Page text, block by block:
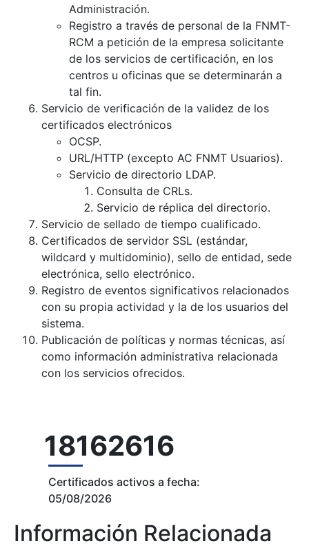
Administración.
Registro a través de personal de la FNMT-
RCM a petición de la empresa solicitante
de los servicios de certificación, en los
centros u oficinas que se determinarán a
tal fin.
Servicio de verificación de la validez de los
certificados electrónicos
OCSP.
URL/HTTP (excepto AC FNMT Usuarios).
Servicio de directorio LDAP.
Consulta de CRLs.
Servicio de réplica del directorio.
Servicio de sellado de tiempo cualificado.
Certificados de servidor SSL (estándar,
wildcard y multidominio), sello de entidad, sede
electrónica, sello electrónico.
Registro de eventos significativos relacionados
con su propia actividad y la de los usuarios del
sistema.
Publicación de políticas y normas técnicas, así
como información administrativa relacionada
con los servicios ofrecidos.
18162616
Certificados activos a fecha:
05/08/2026
Información Relacionada